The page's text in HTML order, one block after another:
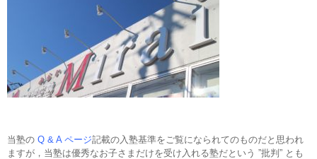
当塾の Q & A ページ記載の入塾基準をご覧になられてのものだと思われ
ますが，当塾は優秀なお子さまだけを受け入れる塾だという ”批判” とも